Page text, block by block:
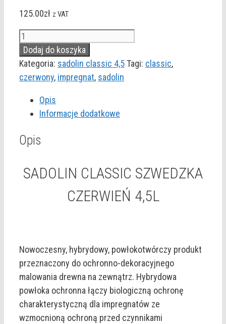
125.00zł z VAT
ilość
SADOLIN
CLASSIC
SZWEDZKA
4,5L
Dodaj do koszyka
Kategoria: sadolin classic 4,5Tagi: classic,
czerwony, impregnat, sadolin
Opis
Informacje dodatkowe
Opis
SADOLIN CLASSIC SZWEDZKA
CZERWIEŃ 4,5L
Nowoczesny, hybrydowy, powłokotwórczy produkt
przeznaczony do ochronno-dekoracyjnego
malowania drewna na zewnątrz. Hybrydowa
powłoka ochronna łączy biologiczną ochronę
charakterystyczną dla impregnatów ze
wzmocnioną ochroną przed czynnikami